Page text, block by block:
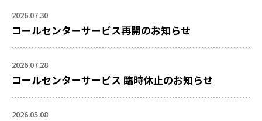
2026.07.30
コールセンターサービス再開のお知らせ
2026.07.28
コールセンターサービス 臨時休止のお知らせ
2026.05.08